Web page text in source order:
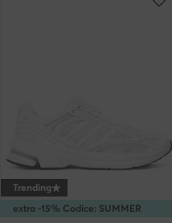
extra -15% Codice: SUMMER
Trending